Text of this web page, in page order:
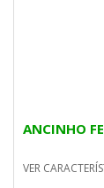
ANCINHO
VER